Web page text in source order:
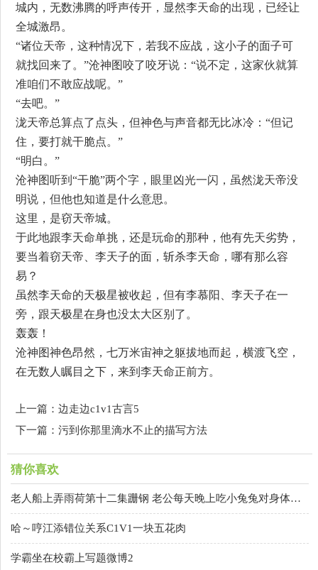
城内，无数沸腾的呼声传开，显然李天命的出现，已经让
全城激昂。
“诸位天帝，这种情况下，若我不应战，这小子的面子可
就找回来了。”沧神图咬了咬牙说：“说不定，这家伙就算
准咱们不敢应战呢。”
“去吧。”
泷天帝总算点了点头，但神色与声音都无比冰冷：“但记
住，要打就干脆点。”
“明白。”
沧神图听到“干脆”两个字，眼里凶光一闪，虽然泷天帝没
明说，但他也知道是什么意思。
这里，是窃天帝城。
于此地跟李天命单挑，还是玩命的那种，他有先天劣势，
要当着窃天帝、李天子的面，斩杀李天命，哪有那么容
易？
虽然李天命的天极星被收起，但有李慕阳、李天子在一
旁，跟天极星在身也没太大区别了。
轰轰！
沧神图神色昂然，七万米宙神之躯拔地而起，横渡飞空，
在无数人瞩目之下，来到李天命正前方。
上一篇：边走边c1v1古言5
下一篇：污到你那里滴水不止的描写方法
猜你喜欢
老人船上弄雨荷第十二集跚钢 老公每天晚上吃小兔兔对身体好吗
哈～哼江添错位关系C1V1一块五花肉
学霸坐在校霸上写题微博2